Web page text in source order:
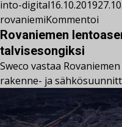
into-digital16.10.2019
rovaniemiKommentoi
Rovaniemen
talvisesongiksi
Sweco vastaa
rakenne- ja